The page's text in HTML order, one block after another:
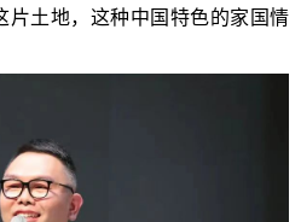
片土地，这种中国特色的家国情